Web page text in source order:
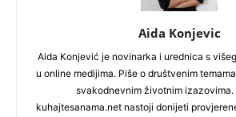
Aida Konjevic
Aida Konjević je novinarka i urednica s
u online medijima. Piše o društvenim
svakodnevnim životnim izazovima.
kuhajtesanama.net nastoji donijeti